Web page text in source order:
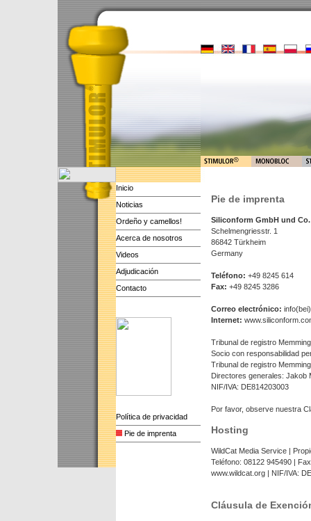
Inicio
Noticias
Ordeño y camellos!
Acerca de nosotros
Videos
Adjudicación
Contacto
Política de privacidad
Pie de imprenta
Pie de imprenta
Siliconform GmbH und Co.
Schelmengriesstr. 1
86842 Türkheim
Germany
Teléfono: +49 8245 614
Fax: +49 8245 3286
Correo electrónico:
Internet:
Tribunal de registro
Socio con responsabilidad
Tribunal de registro
Directores generales: Jakob
NIF/IVA: DE814203003
Por favor, observe nuestra
Hosting
WildCat Media Service |
Teléfono: 08122 945490 |
www.wildcat.org | NIF/IVA:
Cláusula de